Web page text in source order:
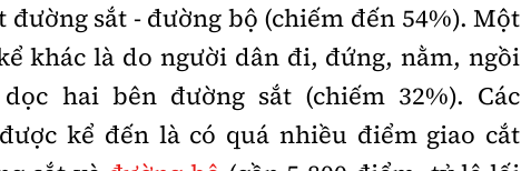
đường sắt - đường bộ (chiếm đến 54%). Một
khác là do người dân đi, đứng, nằm, ngồi
hai bên đường sắt (chiếm 32%). Các
kể đến là có quá nhiều điểm giao cắt